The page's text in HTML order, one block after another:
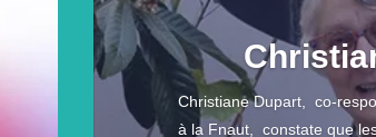
Christiane Dupart, co-
à la Fnaut, constate que